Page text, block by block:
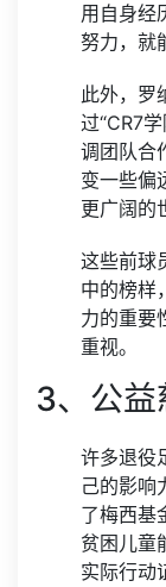
用自身经
努力，就
此外，罗
过“CR7
调团队合
变一些偏
更广阔的
这些前球
中的榜样
力的重要
重视。
3、公益
许多退役
己的影响
了梅西基
贫困儿童
实际行动